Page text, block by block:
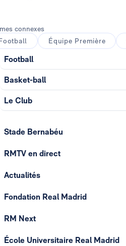
connexes
Équipe Première
Football
Basket-ball
Le Club
Stade Bernabéu
RMTV en direct
Actualités
Fondation Real Madrid
RM Next
École Universitaire Real Madrid